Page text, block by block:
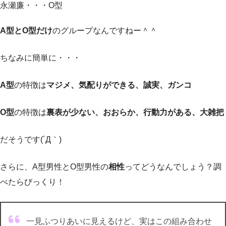
永瀬廉・・・O型
A型とO型だけのグループなんですねー＾＾
ちなみに簡単に・・・
A型の特徴はマジメ、気配りができる、誠実、ガンコ
O型の特徴は裏表が少ない、おおらか、行動力がある、大雑把
だそうです(´Д｀)
さらに、A型男性とO型男性の相性ってどうなんでしょう？調
べたらびっくり！
一見ふつりあいに見えるけど、実はこの組み合わせ